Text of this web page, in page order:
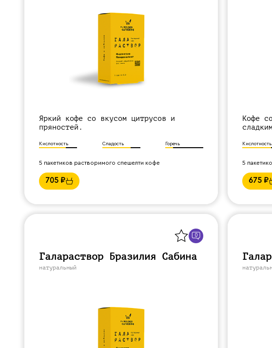
Яркий кофе со вкусом цитрусов и
пряностей.
Кислотность Сладость Горечь
5 пакетиков растворимого спешелти кофе
705 ₽
Кофе
Кислотность
5
675 ₽
0
Галараствор Бразилия Сабина
натуральный